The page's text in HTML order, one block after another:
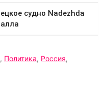
, Политика, Россия,